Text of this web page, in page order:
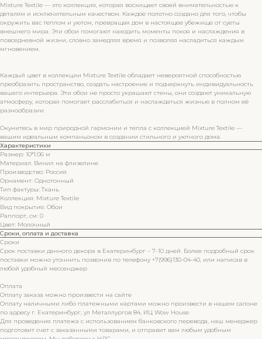
Mixture Textile — это коллекция, которая восхищает своей внимательностью к
деталям и исключительным качеством. Каждое полотно создано для того, чтобы
окружить вас теплом и уютом, превращая дом в настоящее убежище от суеты
внешнего мира. Эти обои помогают находить моменты покоя и наслаждения в
повседневной жизни, словно замедляя время и позволяя насладиться каждым
мгновением.
Каждый цвет в коллекции Mixture Textile обладает невероятной способностью
преобразить пространство, создать настроение и подчеркнуть индивидуальность
вашего интерьера. Эти обои не просто украшают стены, они создают уникальную
атмосферу, которая помогает расслабиться и наслаждаться жизнью в полном её
разнообразии.
Окунитесь в мир природной гармонии и тепла с коллекцией Mixture Textile —
вашим идеальным компаньоном в создании стильного и уютного дома.
Характеристики
Размер: 10*1.06 м
Материал: Винил на флизелине
Производство: Россия
Орнамент: Однотонный
Тип фактуры: Ткань
Коллекция: Mixture Textile
Вид покрытия: Обои
Раппорт, см: 0
Цвет: Молочный
Сроки, оплата и доставка
Сроки
Срок поставки данного декора в Екатеринбург – 7-10 дней. Более подробный срок
поставки можно уточнить позвонив по телефону +7(996)130-04-40, или написав в
любой удобный мессенджер
Оплата
Оплату заказа можно произвести на сайте
Оплату наличными либо платежными картами можно произвести в нашем салоне
по адресу г. Екатеринбург, ул Металлургов 84, ИЦ Wow House
Для проведения платежа с использованием банковского перевода, наш менеджер
подготовит счет с заказанными товарами, и отправит вам любым удобным